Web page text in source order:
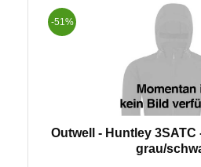
-51%
Outwell - Huntley 3SATC
grau/